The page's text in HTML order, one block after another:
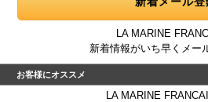
LA MARINE
新着情報がいち早くメー
お客様にオススメ
LA MARINE